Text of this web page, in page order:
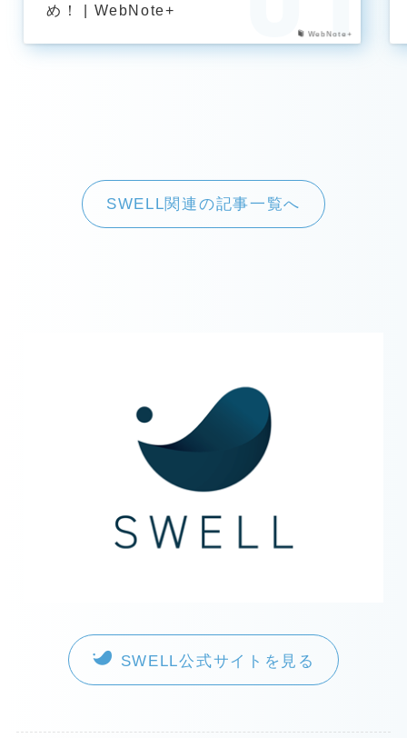
WebNote+
め！ | WebNote+
SWELL関連の記事一覧へ
SWELL公式サイトを見る